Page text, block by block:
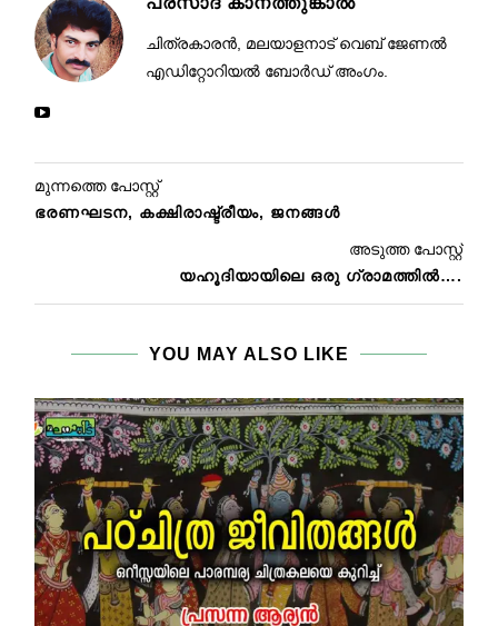
ചിത്രകാരൻ, മലയാളനാട് വെബ് ജേണൽ
എഡിറ്റോറിയൽ ബോർഡ് അംഗം.
മുന്നത്തെ പോസ്റ്റ്
ഭരണഘടന, കക്ഷിരാഷ്ട്രീയം, ജനങ്ങൾ
അടുത്ത പോസ്റ്റ്
യഹൂദിയായിലെ ഒരു ഗ്രാമത്തില്‍….
YOU MAY ALSO LIKE